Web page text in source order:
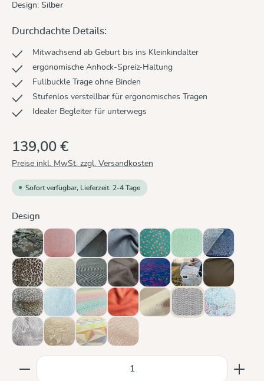
Design: Silber
Durchdachte Details:
Mitwachsend ab Geburt bis ins Kleinkindalter
ergonomische Anhock-Spreiz-Haltung
Fullbuckle Trage ohne Binden
Stufenlos verstellbar für ergonomisches Tragen
Idealer Begleiter für unterwegs
139,00 €
Preise inkl. MwSt. zzgl. Versandkosten
Sofort verfügbar, Lieferzeit: 2-4 Tage
Design
Blaue BlüteChili Doubleface Anthrazit
Graphit Hope Jade Kipos
Leo Leo PureMetro Monochrom
Mocca Mosaik Sparks in the Dark
Ocean and Clouds
Olive
OlivenzweigOzean Prima AuroraRusty RedSand Silber
Trias Creme Leinen
Zauberwald Mandel
Zephyr Zimt
Produkt Anzahl: Gib den gewünschten Wert ein